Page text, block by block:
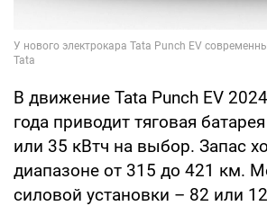
В движение Tata Punch EV
года приводит тяговая
или 35 кВтч на выбор. Запас
диапазоне от 315 до 421 км.
силовой установки – 82 или